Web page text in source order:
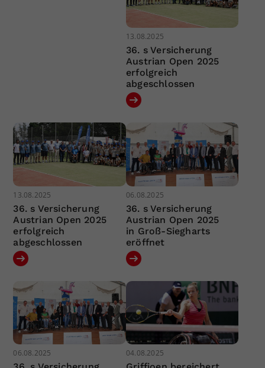
13.08.2025
36. s Versicherung
Austrian Open 2025
erfolgreich
abgeschlossen
13.08.2025
36. s Versicherung
Austrian Open 2025
erfolgreich
abgeschlossen
06.08.2025
36. s Versicherung
Austrian Open 2025
in Groß-Siegharts
eröffnet
06.08.2025 04.08.2025